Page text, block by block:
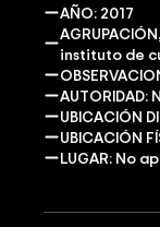
AÑO: 2017
instituto de
AUTORIDAD:
UBICACIÓN
UBICACIÓN
LUGAR: No